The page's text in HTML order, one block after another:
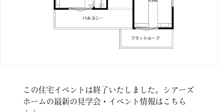
この住宅イベントは終了いたしました。シアーズ
ホームの最新の見学会・イベント情報はこちら